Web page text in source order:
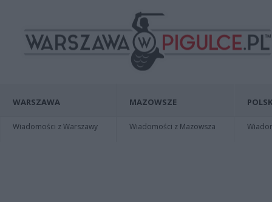
WARSZAWA
Wiadomości z Warszawy
MAZOWSZE
Wiadomości z Mazowsza